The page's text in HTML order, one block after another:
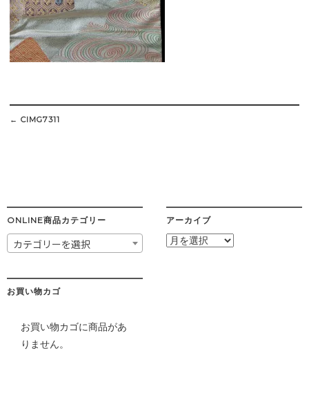
Post
navigation
← CIMG7311
ONLINE商品カテゴリー
カテゴリーを選択
アーカイブ
ア
お買い物カゴ
お買い物カゴに商品があ
りません。